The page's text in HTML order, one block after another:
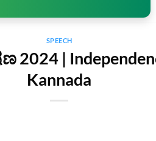
SPEECH
2024 |
Kannada